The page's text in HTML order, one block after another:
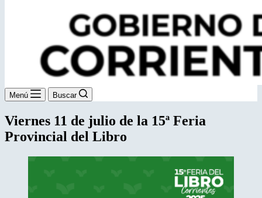
Menú Buscar
Viernes 11 de julio de la 15ª Feria
Provincial del Libro